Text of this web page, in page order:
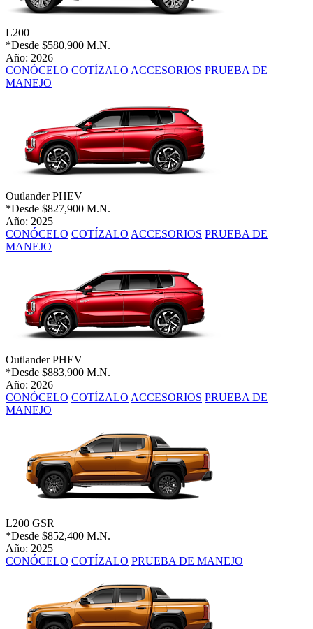
L200
*Desde $580,900 M.N.
Año: 2026
CONÓCELO COTÍZALO ACCESORIOS PRUEBA DE
MANEJO
Outlander PHEV
*Desde $827,900 M.N.
Año: 2025
CONÓCELO COTÍZALO ACCESORIOS PRUEBA DE
MANEJO
Outlander PHEV
*Desde $883,900 M.N.
Año: 2026
CONÓCELO COTÍZALO ACCESORIOS PRUEBA DE
MANEJO
L200 GSR
*Desde $852,400 M.N.
Año: 2025
CONÓCELO COTÍZALO PRUEBA DE MANEJO